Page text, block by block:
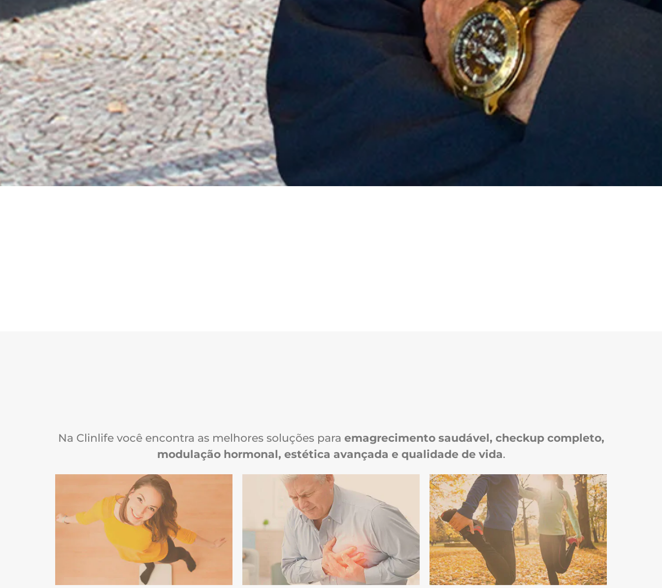
Na Clinlife você encontra as melhores soluções para emagrecimento saudável, checkup completo,
modulação hormonal, estética avançada e qualidade de vida.